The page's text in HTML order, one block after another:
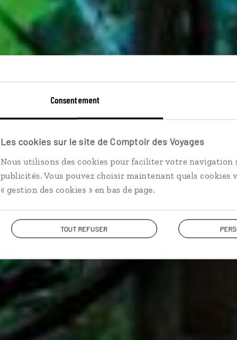
Consentement
Les cookies sur le site de Comptoir des Voyages
Nous utilisons des cookies pour faciliter votre
publicités. Vous pouvez choisir maintenant quels
« gestion des cookies » en bas de page.
TOUT REFUSER
Voyage
VOIR NOS 9